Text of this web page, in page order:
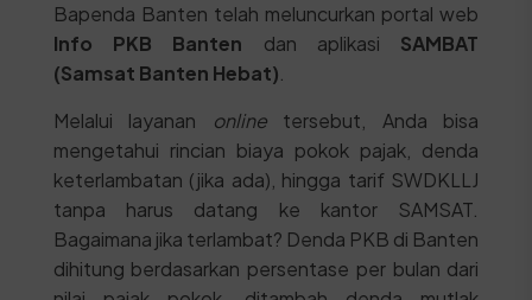
Bapenda Banten telah meluncurkan portal web
Info PKB Banten dan aplikasi SAMBAT
(Samsat Banten Hebat)
Melalui layanan
onlinetersebut, Anda bisa
mengetahui rincian biaya pokok pajak, denda
keterlambatan (jika ada), hingga tarif SWDKLLJ
tanpa harus datang ke kantor SAMSAT.
Bagaimana jika terlambat? Denda PKB di Banten
dihitung berdasarkan persentase per bulan dari